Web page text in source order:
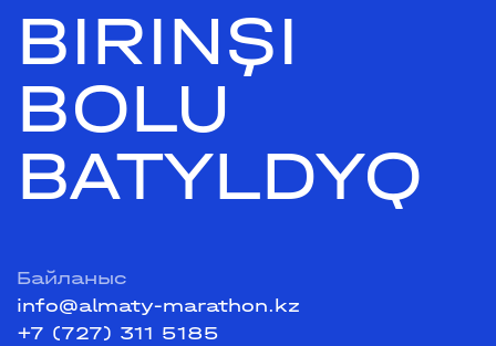
BIRINŞI
BOLU
BATYLDYQ
Байланыс
info@almaty-marathon.kz
+7 (727) 311 5185